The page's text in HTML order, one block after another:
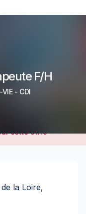
F/H
VIE - CDI
cette offre
la Loire,